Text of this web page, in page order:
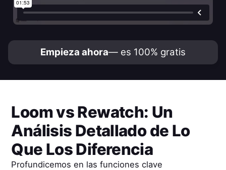
Empieza ahora— es 100% gratis
LoomvsRewatch: Un
Análisis Detallado de Lo
Que Los Diferencia
Profundicemos en las funciones clave